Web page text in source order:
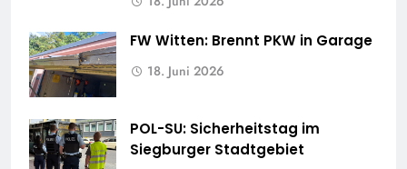
FW Witten: Brennt PKW in Garage
18. Juni 2026
POL-SU: Sicherheitstag im
Siegburger Stadtgebiet